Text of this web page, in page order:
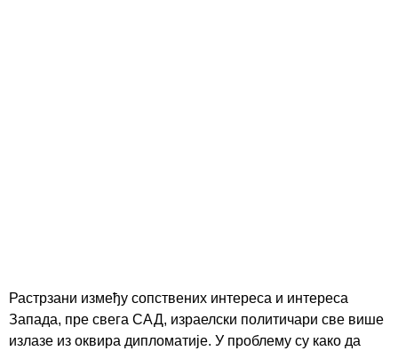
Растрзани између сопствених интереса и интереса
Запада, пре свега САД, израелски политичари све више
излазе из оквира дипломатије. У проблему су како да